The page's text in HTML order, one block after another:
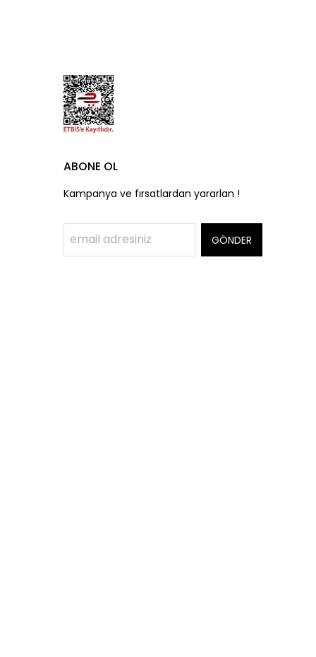
ABONE OL
Kampanya ve fırsatlardan yararlan !
GÖNDER